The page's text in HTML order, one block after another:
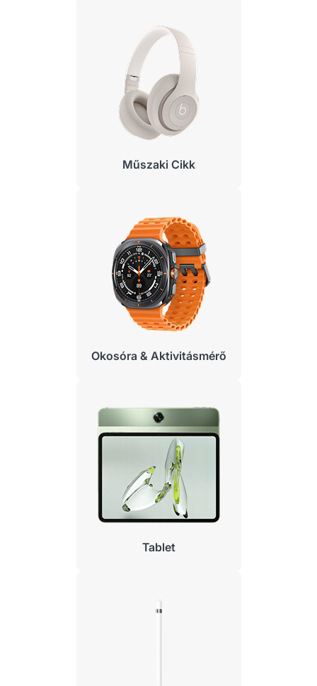
Műszaki Cikk
Okosóra & Aktivitásmérő
Tablet